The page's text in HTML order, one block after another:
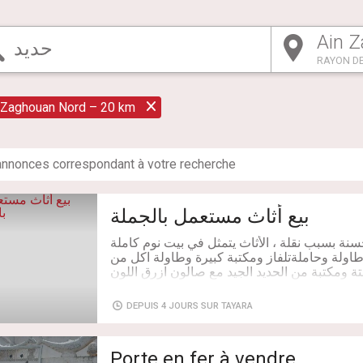
RAYON
Nord – 20 km
s correspondant à votre recherche
بيع أثاث مستعمل بالجملة
بسبب نقلة ، الأثاث يتمثل في بيت نوم كاملة
وحاملةتلفاز ومكتبة كبيرة وطاولة اكل من
ومكتبة من الحديد الجيد مع صالون ازرق اللون
DEPUIS 4 JOURS SUR TAYARA